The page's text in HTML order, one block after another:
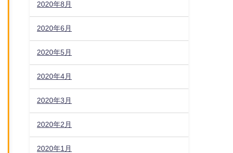
2020年8月
2020年6月
2020年5月
2020年4月
2020年3月
2020年2月
2020年1月